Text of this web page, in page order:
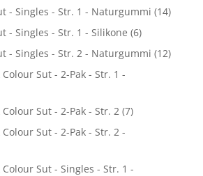
- Singles - Str. 1 - Naturgummi (14)
- Singles - Str. 1 - Silikone (6)
- Singles - Str. 2 - Naturgummi (12)
Sut - 2-Pak - Str. 1 -
Sut - 2-Pak - Str. 2 (7)
Sut - 2-Pak - Str. 2 -
Colour Sut - Singles - Str. 1 -